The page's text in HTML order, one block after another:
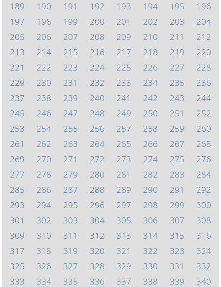
189
190 191 192 193 194 195
196
197
198 199 200 201 202 203
204
205
206 207 208 209 210 211
212
213
214 215 216 217 218 219
220
221
222 223 224 225 226 227
228
229
230 231 232 233 234 235
236
237
238 239 240 241 242 243
244
245
246 247 248 249 250 251
252
253
254 255 256 257 258 259
260
261
262 263 264 265 266 267
268
269
270 271 272 273 274 275
276
277
278 279 280 281 282 283
284
285
286 287 288 289 290 291
292
293
294 295 296 297 298 299
300
301
302 303 304 305 306 307
308
309
310 311 312 313 314 315
316
317
318 319 320 321 322 323
324
325
326 327 328 329 330 331
332
333
334 335 336 337 338 339 340